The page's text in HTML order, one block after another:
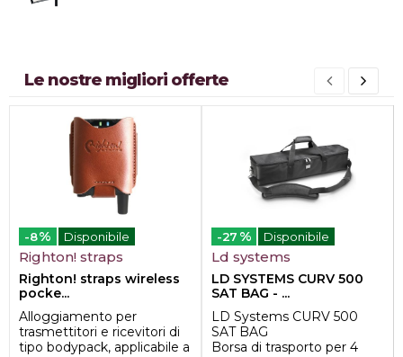
Le nostre migliori offerte
-8% Disponibile
Righton! straps
Righton! straps wireless
pocke...
Alloggiamento per
trasmettitori e ricevitori di
tipo bodypack, applicabile a
-27 % Disponibile
Ld systems
LD SYSTEMS CURV 500
SAT BAG - ...
LD Systems CURV 500
SAT BAG
Borsa di trasporto per 4